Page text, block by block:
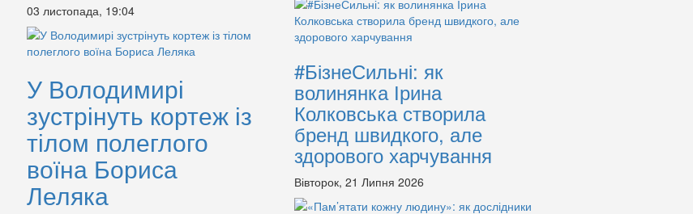
03 листопада, 19:04
У Володимирі
зустрінуть кортеж із
тілом полеглого
воїна Бориса
Леляка
#БізнеСильні: як
волинянка Ірина
Колковська створила
бренд швидкого, але
здорового харчування
Вівторок, 21 Липня 2026